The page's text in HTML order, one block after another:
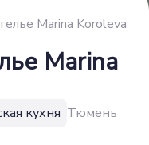
Marina Koroleva
Marina
кухня Тюмень